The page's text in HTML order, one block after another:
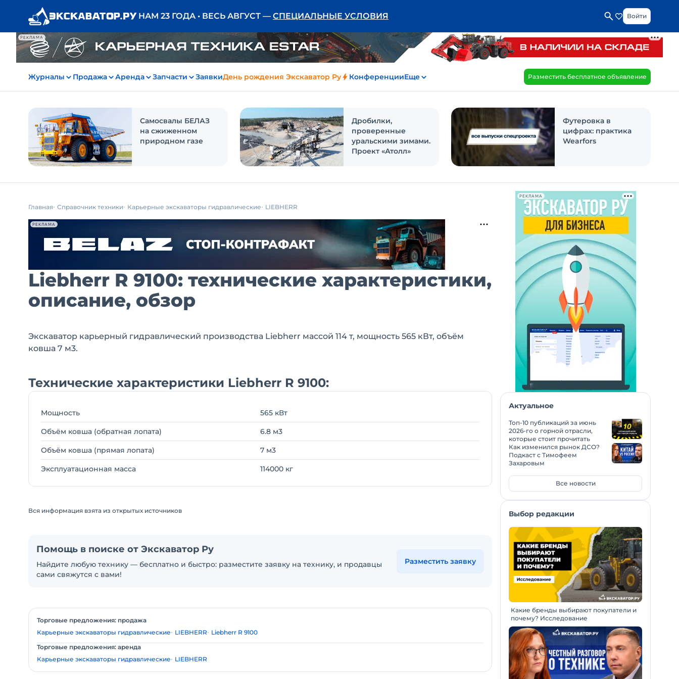
РЕКЛАМА
НАМ 23 ГОДА • ВЕСЬ АВГУСТ — СПЕЦИАЛЬНЫЕ УСЛОВИЯ Войти
Журналы Продажа Аренда Запчасти ЗаявкиДень рождения Экскаватор Ру КонференцииЕще Разместить бесплатное объявление
Самосвалы БЕЛАЗ
на сжиженном
природном газе
Дробилки,
проверенные
уральскими зимами.
Проект «Атолл»
Футеровка в
цифрах: практика
Wearfors
Главная Справочник техники Карьерные экскаваторы гидравлические LIEBHERR
РЕКЛАМА
Liebherr R 9100: технические характеристики,
описание, обзор
Экскаватор карьерный гидравлический производства Liebherr массой 114 т, мощность 565 кВт, объём
ковша 7 м3.
Технические характеристики Liebherr R 9100:
Мощность 565 кВт
Объём ковша (обратная лопата) 6.8 м3
Объём ковша (прямая лопата) 7 м3
Эксплуатационная масса 114000 кг
Вся информация взята из открытых источников
Помощь в поиске от Экскаватор Ру
Найдите любую технику — бесплатно и быстро: разместите заявку на технику, и продавцы
сами свяжутся с вами!
Разместить заявку
Торговые предложения: продажа
Карьерные экскаваторы гидравлические
LIEBHERR
Liebherr R 9100
Торговые предложения: аренда
Карьерные экскаваторы гидравлические
LIEBHERR
РЕКЛАМА
Актуальное
Топ-10 публикаций за июнь
2026-го о горной отрасли,
которые стоит прочитать
Как изменился рынок ДСО?
Подкаст с Тимофеем
Захаровым
Все новости
Выбор редакции
Какие бренды выбирают покупатели и
почему? Исследование